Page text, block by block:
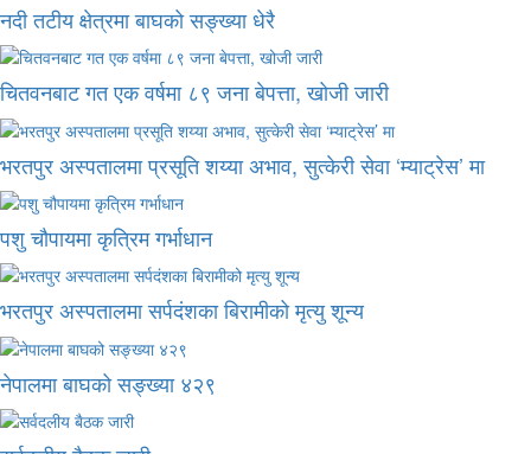
नदी तटीय क्षेत्रमा बाघको सङ्ख्या धेरै
चितवनबाट गत एक वर्षमा ८९ जना बेपत्ता, खोजी जारी
भरतपुर अस्पतालमा प्रसूति शय्या अभाव, सुत्केरी सेवा ‘म्याट्रेस’ मा
पशु चौपायमा कृत्रिम गर्भाधान
भरतपुर अस्पतालमा सर्पदंशका बिरामीको मृत्यु शून्य
नेपालमा बाघको सङ्ख्या ४२९